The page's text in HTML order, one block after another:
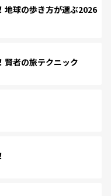
地球の歩き方が選ぶ2026
賢者の旅テクニック